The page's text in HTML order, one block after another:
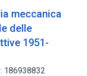
meccanica
delle
1951-
186938832